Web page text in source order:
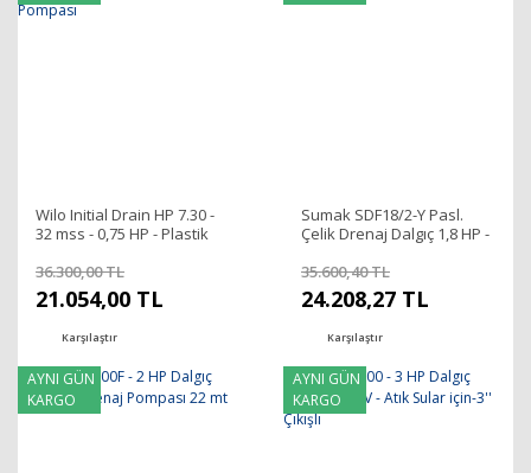
Wilo Initial Drain HP 7.30 -
32 mss - 0,75 HP - Plastik
36.300,00 TL
21.054,00 TL
Karşılaştır
Sumak SDF18/2-Y Pasl.
Çelik Drenaj Dalgıç 1,8 HP -
35.600,40 TL
24.208,27 TL
Karşılaştır
AYNI GÜN
KARGO
AYNI GÜN
KARGO